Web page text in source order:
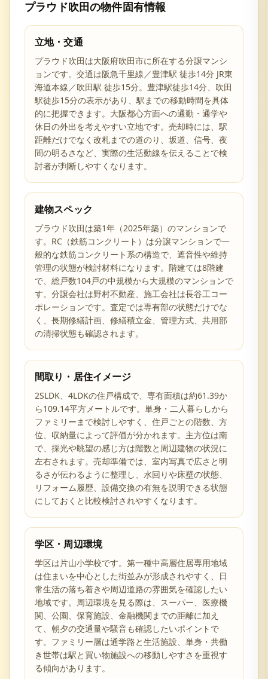
プラウド吹田の物件固有情報
立地・交通
プラウド吹田は大阪府吹田市に所在する分譲マンシ
ョンです。交通は阪急千里線／豊津駅 徒歩14分 JR東
海道本線／吹田駅 徒歩15分。豊津駅徒歩14分、吹田
駅徒歩15分の表示があり、駅までの移動時間を具体
的に把握できます。大阪都心方面への通勤・通学や
休日の外出を考えやすい立地です。売却時には、駅
距離だけでなく改札までの道のり、坂道、信号、夜
間の明るさなど、実際の生活動線を伝えることで検
討者が判断しやすくなります。
建物スペック
プラウド吹田は築1年（2025年築）のマンションで
す。RC（鉄筋コンクリート）は分譲マンションで一
般的な鉄筋コンクリート系の構造で、遮音性や維持
管理の状態が検討材料になります。階建ては8階建
で、総戸数104戸の中規模から大規模のマンションで
す。分譲会社は野村不動産、施工会社は長谷工コー
ポレーションです。査定では専有部の状態だけでな
く、長期修繕計画、修繕積立金、管理方式、共用部
の清掃状態も確認されます。
間取り・居住イメージ
2SLDK、4LDKの住戸構成で、専有面積は約61.39か
ら109.14平方メートルです。単身・二人暮らしから
ファミリーまで検討しやすく、住戸ごとの階数、方
位、収納量によって評価が分かれます。主方位は南
で、採光や眺望の感じ方は階数と周辺建物の状況に
左右されます。売却準備では、室内写真で広さと明
るさが伝わるように整理し、水回りや床壁の状態、
リフォーム履歴、設備交換の有無を説明できる状態
にしておくと比較検討されやすくなります。
学区・周辺環境
学区は片山小学校です。第一種中高層住居専用地域
は住まいを中心とした街並みが形成されやすく、日
常生活の落ち着きや周辺道路の雰囲気を確認したい
地域です。周辺環境を見る際は、スーパー、医療機
関、公園、保育施設、金融機関までの距離に加え
て、朝夕の交通量や騒音も確認したいポイントで
す。ファミリー層は通学路と生活施設、単身・共働
き世帯は駅と買い物施設への移動しやすさを重視す
る傾向があります。